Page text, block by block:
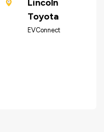
Lincoln
Toyota
EVConnect